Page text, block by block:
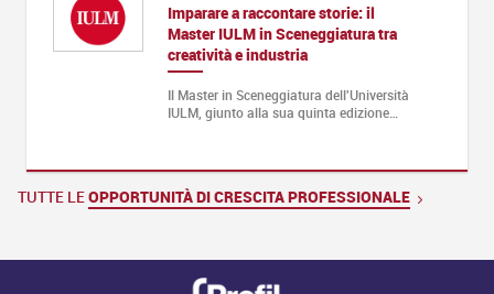
Imparare a raccontare storie: il
Master IULM in Sceneggiatura tra
creatività e industria
Il Master in Sceneggiatura dell'Università
IULM, giunto alla sua quinta edizione…
TUTTE LEOPPORTUNITÀ DI CRESCITA PROFESSIONALE